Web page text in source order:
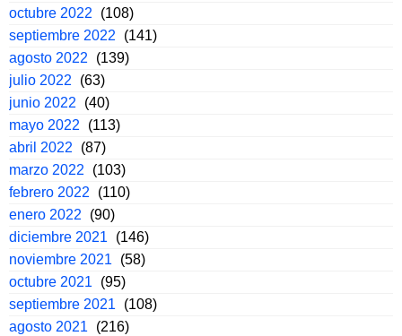
octubre 2022
(108)
septiembre 2022
(141)
agosto 2022
(139)
julio 2022
(63)
junio 2022
(40)
mayo 2022
(113)
abril 2022
(87)
marzo 2022
(103)
febrero 2022
(110)
enero 2022
(90)
diciembre 2021
(146)
noviembre 2021
(58)
octubre 2021
(95)
septiembre 2021
(108)
agosto 2021
(216)